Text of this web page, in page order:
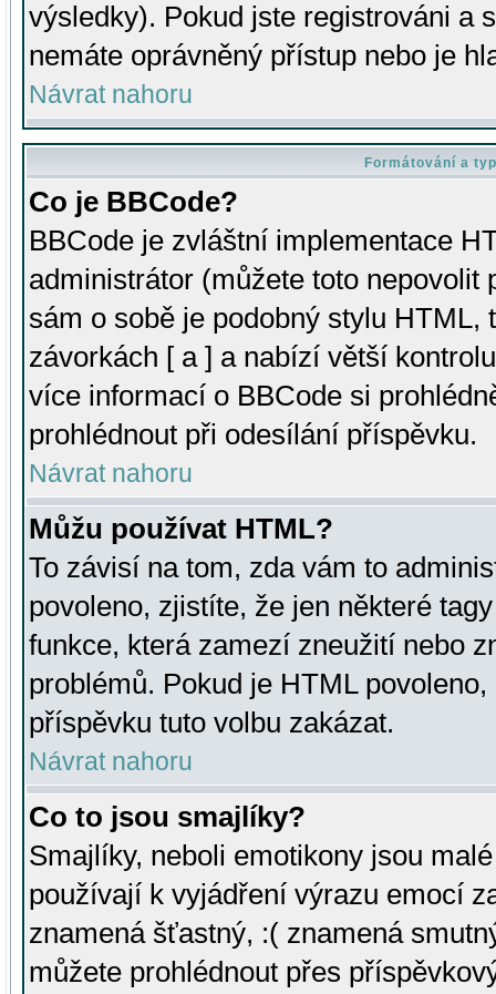
výsledky). Pokud jste registrováni a
nemáte oprávněný přístup nebo je
Návrat nahoru
Formátování a
Co je BBCode?
BBCode je zvláštní implementace
administrátor (můžete toto
sám o sobě je podobný stylu HTML,
závorkách [ a ] a nabízí větší
více informací o BBCode si
prohlédnout při odesílání příspěvku.
Návrat nahoru
Můžu používat HTML?
To závisí na tom, zda vám to
povoleno, zjistíte, že jen některé
funkce, která zamezí zneužití nebo
problémů. Pokud je HTML
příspěvku tuto volbu zakázat.
Návrat nahoru
Co to jsou smajlíky?
Smajlíky, neboli emotikony jsou
používají k vyjádření výrazu emocí
znamená šťastný, :( znamená
můžete prohlédnout přes